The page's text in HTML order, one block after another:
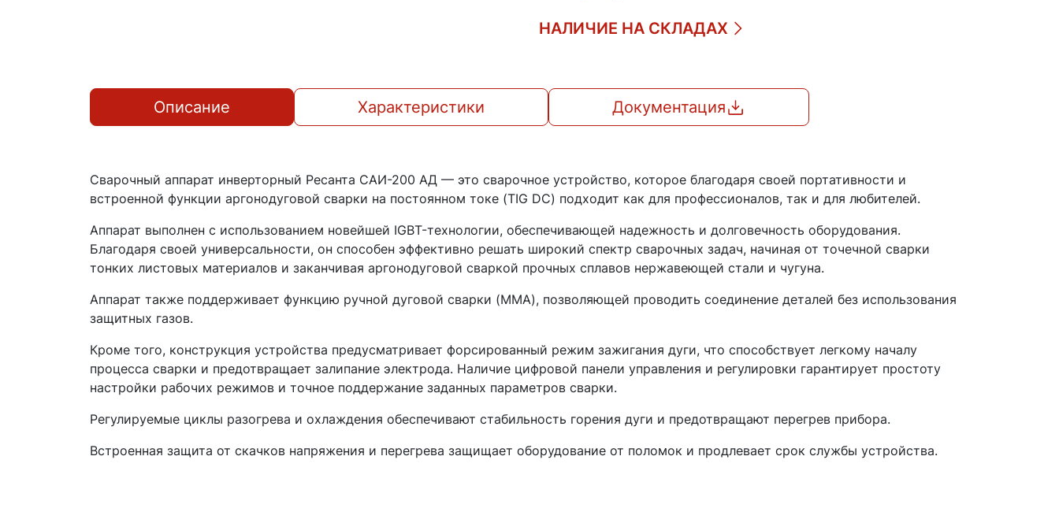
НАЛИЧИЕ НА СКЛАДАХ
Описание Характеристики Документация
Сварочный аппарат инверторный Ресанта САИ-200 АД — это сварочное устройство, которое благодаря своей портативности и
встроенной функции аргонодуговой сварки на постоянном токе (TIG DC) подходит как для профессионалов, так и для любителей.
Аппарат выполнен с использованием новейшей IGBT-технологии, обеспечивающей надежность и долговечность оборудования.
Благодаря своей универсальности, он способен эффективно решать широкий спектр сварочных задач, начиная от точечной сварки
тонких листовых материалов и заканчивая аргонодуговой сваркой прочных сплавов нержавеющей стали и чугуна.
Аппарат также поддерживает функцию ручной дуговой сварки (MMA), позволяющей проводить соединение деталей без использования
защитных газов.
Кроме того, конструкция устройства предусматривает форсированный режим зажигания дуги, что способствует легкому началу
процесса сварки и предотвращает залипание электрода. Наличие цифровой панели управления и регулировки гарантирует простоту
настройки рабочих режимов и точное поддержание заданных параметров сварки.
Регулируемые циклы разогрева и охлаждения обеспечивают стабильность горения дуги и предотвращают перегрев прибора.
Встроенная защита от скачков напряжения и перегрева защищает оборудование от поломок и продлевает срок службы устройства.